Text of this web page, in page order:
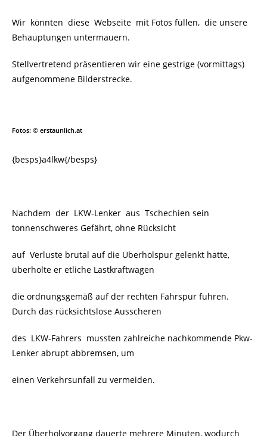
Wir könnten diese Webseite mit Fotos füllen, die unsere
Behauptungen untermauern.
Stellvertretend präsentieren wir eine gestrige (vormittags)
aufgenommene Bilderstrecke.
Fotos: © erstaunlich.at
{besps}a4lkw{/besps}
Nachdem der LKW-Lenker aus Tschechien sein
tonnenschweres Gefährt, ohne Rücksicht
auf Verluste brutal auf die Überholspur gelenkt hatte,
überholte er etliche Lastkraftwagen
die ordnungsgemäß auf der rechten Fahrspur fuhren.
Durch das rücksichtslose Ausscheren
des LKW-Fahrers mussten zahlreiche nachkommende Pkw-
Lenker abrupt abbremsen, um
einen Verkehrsunfall zu vermeiden.
Der Überholvorgang dauerte mehrere Minuten, wodurch